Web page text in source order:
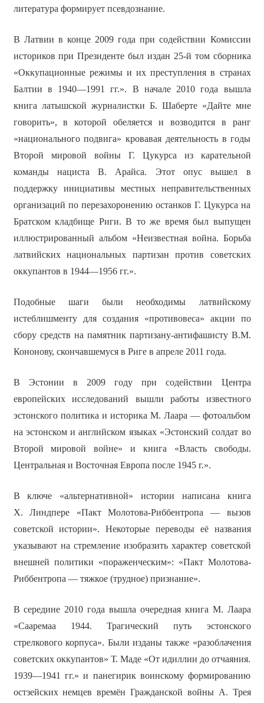
литература формирует псевдознание.
В Латвии в конце 2009 года при содействии Комиссии
историков при Президенте был издан 25-й том сборника
«Оккупационные режимы и их преступления в странах
Балтии в 1940—1991 гг.». В начале 2010 года вышла
книга латышской журналистки Б. Шаберте «Дайте мне
говорить», в которой обеляется и возводится в ранг
«национального подвига» кровавая деятельность в годы
Второй мировой войны Г. Цукурса из карательной
команды нациста В. Арайса. Этот опус вышел в
поддержку инициативы местных неправительственных
организаций по перезахоронению останков Г. Цукурса на
Братском кладбище Риги. В то же время был выпущен
иллюстрированный альбом «Неизвестная война. Борьба
латвийских национальных партизан против советских
оккупантов в 1944—1956 гг.».
Подобные шаги были необходимы латвийскому
истеблишменту для создания «противовеса» акции по
сбору средств на памятник партизану-антифашисту В.М.
Кононову, скончавшемуся в Риге в апреле 2011 года.
В Эстонии в 2009 году при содействии Центра
европейских исследований вышли работы известного
эстонского политика и историка М. Лаара — фотоальбом
на эстонском и английском языках «Эстонский солдат во
Второй мировой войне» и книга «Власть свободы.
Центральная и Восточная Европа после 1945 г.».
В ключе «альтернативной» истории написана книга
Х. Линдпере «Пакт Молотова-Риббентропа — вызов
советской истории». Некоторые переводы её названия
указывают на стремление изобразить характер советской
внешней политики «пораженческим»: «Пакт Молотова-
Риббентропа — тяжкое (трудное) признание».
В середине 2010 года вышла очередная книга М. Лаара
«Сааремаа 1944. Трагический путь эстонского
стрелкового корпуса». Были изданы также «разоблачения
советских оккупантов» Т. Маде «От идиллии до отчаяния.
1939—1941 гг.» и панегирик воинскому формированию
остзейских немцев времён Гражданской войны А. Трея